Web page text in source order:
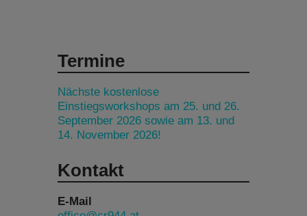
Termine
Nächste kostenlose
Einstiegsworkshops am 25. und 26.
September 2026 sowie am 13. und
14. November 2026!
Kontakt
E-Mail